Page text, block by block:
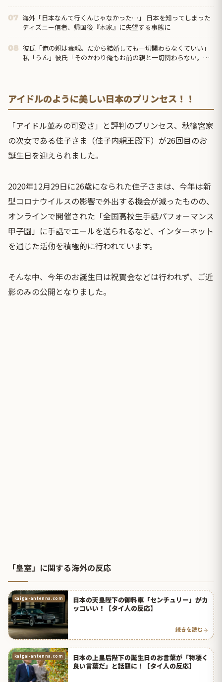
07 海外「日本なんて行くんじゃなかった…」 日本を知ってしまった
ディズニー信者、帰国後『本家』に失望する事態に
08 彼氏「俺の親は毒親。だから結婚しても一切関わらなくていい」
私「うん」彼氏「そのかわり俺もお前の親と一切関わらない。結
アイドルのように美しい日本のプリンセス！！
「アイドル並みの可愛さ」と評判のプリンセス、秋篠宮家
の次女である佳子さま（佳子内親王殿下）が26回目のお
誕生日を迎えられました。
2020年12月29日に26歳になられた佳子さまは、今年は新
型コロナウイルスの影響で外出する機会が減ったものの、
オンラインで開催された「全国高校生手話パフォーマンス
甲子園」に手話でエールを送られるなど、インターネット
を通じた活動を積極的に行われています。
そんな中、今年のお誕生日は祝賀会などは行われず、ご近
影のみの公開となりました。
「皇室」に関する海外の反応
kaigai-antenna.com
日本の天皇陛下の御料車「センチュリー」がカ
ッコいい！【タイ人の反応】
続きを読む
kaigai-antenna.com
日本の上皇后陛下の誕生日のお言葉が「物凄く
良い言葉だ」と話題に！【タイ人の反応】